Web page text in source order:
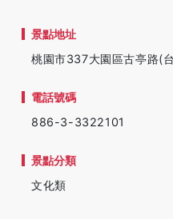
景點地址
桃園市337大園區古亭路(
電話號碼
886-3-3322101
景點分類
文化類